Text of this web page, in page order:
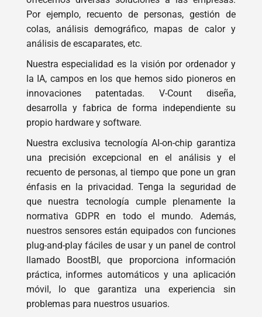
la lista Fortune 500. Operamos en 128 países y
ofrecemos diversas soluciones a las empresas.
Por ejemplo, recuento de personas, gestión de
análisis de escaparates, etc.
Nuestra especialidad es la visión por ordenador y
la IA, campos en los que hemos sido pioneros en
innovaciones patentadas. V-Count diseña,
propio hardware y software.
Nuestra exclusiva tecnología AI-on-chip garantiza
una precisión excepcional en el análisis y el
recuento de personas, al tiempo que pone un gran
énfasis en la privacidad. Tenga la seguridad de
que nuestra tecnología cumple plenamente la
normativa GDPR en todo el mundo. Además,
nuestros sensores están equipados con funciones
plug-and-play fáciles de usar y un panel de control
llamado BoostBI, que proporciona información
práctica, informes automáticos y una aplicación